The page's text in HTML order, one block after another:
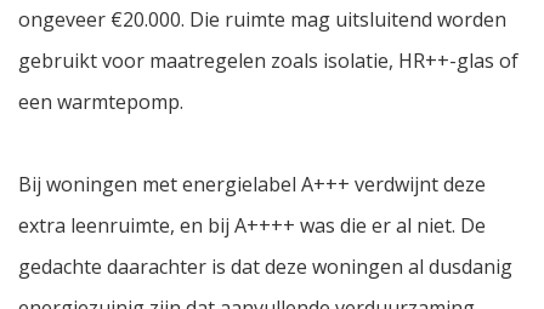
ongeveer €20.000. Die ruimte mag uitsluitend worden
gebruikt voor maatregelen zoals isolatie, HR++-glas of
een warmtepomp.
Bij woningen met energielabel A+++ verdwijnt deze
extra leenruimte, en bij A++++ was die er al niet. De
gedachte daarachter is dat deze woningen al dusdanig